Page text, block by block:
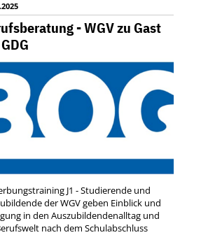
- WGV zu Gast
J1 - Studierende und
der WGV geben Einblick und
in den Auszubildendenalltag und
nach dem Schulabschluss